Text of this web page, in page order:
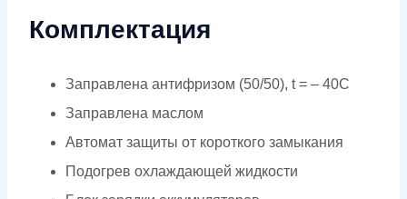
Комплектация
Заправлена антифризом (50/50), t = – 40C
Заправлена маслом
Автомат защиты от короткого замыкания
Подогрев охлаждающей жидкости